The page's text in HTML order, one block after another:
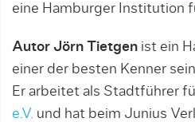
eine Hamburger Institution
Autor Jörn Tietgen ist ein
einer der besten Kenner
Er arbeitet als Stadtführer
e.V. und hat beim Junius